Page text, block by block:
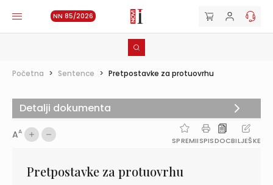
NN 85/2026
Početna > Sentence > Pretpostavke za protuovrhu
AA
SPREMIISPISDOCBILJEŠKE
Pretpostavke za protuovrhu
Detalji dokumenta